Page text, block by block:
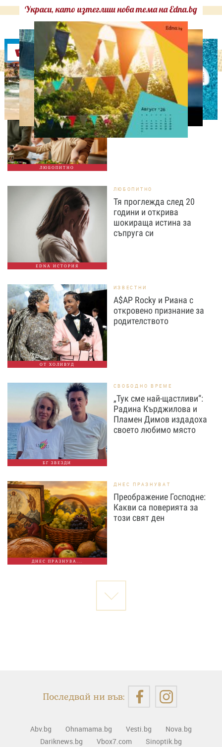
Украси, като изтеглиш нова тема на Edna.bg
Оферти
ЛЮБОПИТНО
ЛЮБОПИТНО
Тайната на добрата
вечеря не се крие в
сложната рецепта
EDNA ИСТОРИЯ
ЛЮБОПИТНО
Тя проглежда след 20
години и открива
шокираща истина за
съпруга си
ОТ ХОЛИВУД
ИЗВЕСТНИ
A$AP Rocky и Риана с
откровено признание за
родителството
БГ ЗВЕЗДИ
СВОБОДНО ВРЕМЕ
„Тук сме най-щастливи“:
Радина Кърджилова и
Пламен Димов издадоха
своето любимо място
ДНЕС ПРАЗНУВА...
ДНЕС ПРАЗНУВАТ
Преображение Господне:
Какви са поверията за
този свят ден
Последвай ни във:
Abv.bg Ohnamama.bg Vesti.bg
Nova.bg
Dariknews.bg
Vbox7.com Sinoptik.bg